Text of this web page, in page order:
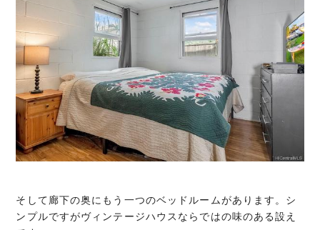
そして廊下の奥にもう一つのベッドルームがあります。シ
ンプルですがヴィンテージハウスならではの味のある設え